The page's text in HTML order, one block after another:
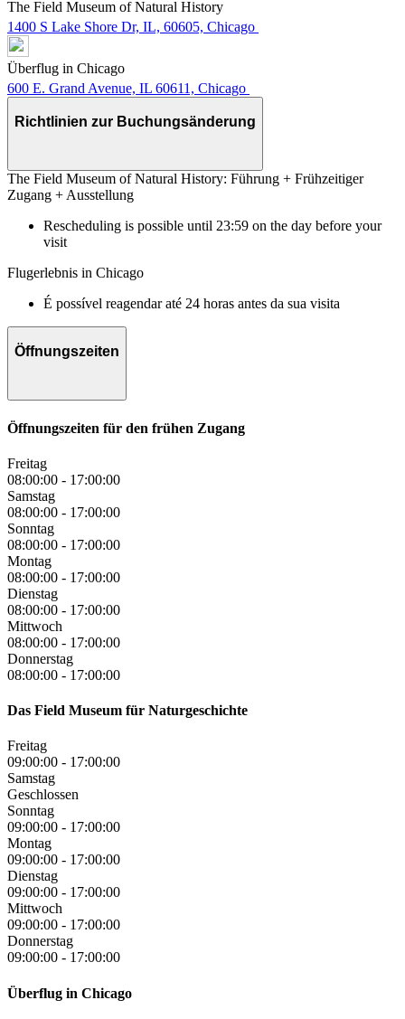
The Field Museum of Natural History
1400 S Lake Shore Dr, IL, 60605, Chicago
Überflug in Chicago
600 E. Grand Avenue, IL 60611, Chicago
Richtlinien zur Buchungsänderung
The Field Museum of Natural History: Führung + Frühzeitiger
Zugang + Ausstellung
Rescheduling is possible until 23:59 on the day before your
visit
Flugerlebnis in Chicago
É possível reagendar até 24 horas antes da sua visita
Öffnungszeiten
Öffnungszeiten für den frühen Zugang
Freitag
08:00:00 - 17:00:00
Samstag
08:00:00 - 17:00:00
Sonntag
08:00:00 - 17:00:00
Montag
08:00:00 - 17:00:00
Dienstag
08:00:00 - 17:00:00
Mittwoch
08:00:00 - 17:00:00
Donnerstag
08:00:00 - 17:00:00
Das Field Museum für Naturgeschichte
Freitag
09:00:00 - 17:00:00
Samstag
Geschlossen
Sonntag
09:00:00 - 17:00:00
Montag
09:00:00 - 17:00:00
Dienstag
09:00:00 - 17:00:00
Mittwoch
09:00:00 - 17:00:00
Donnerstag
09:00:00 - 17:00:00
Überflug in Chicago